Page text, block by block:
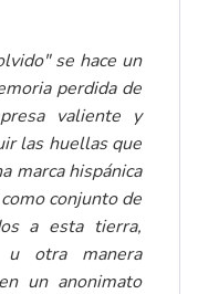
se hace un
perdida de
valiente y
las huellas que
marca hispánica
conjunto de
a esta tierra,
otra manera
un anonimato